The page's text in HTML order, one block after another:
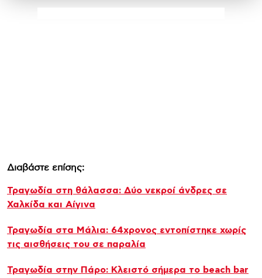
Διαβάστε επίσης:
Τραγωδία στη θάλασσα: Δύο νεκροί άνδρες σε
Χαλκίδα και Αίγινα
Τραγωδία στα Μάλια: 64χρονος εντοπίστηκε χωρίς
τις αισθήσεις του σε παραλία
Τραγωδία στην Πάρο: Κλειστό σήμερα το beach bar